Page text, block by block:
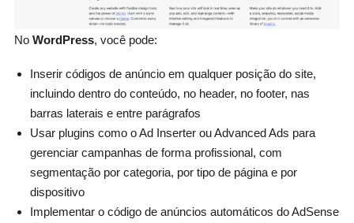
No WordPress, você pode:
Inserir códigos de anúncio em qualquer posição do site,
incluindo dentro do conteúdo, no header, no footer, nas
barras laterais e entre parágrafos
Usar plugins como o Ad Inserter ou Advanced Ads para
gerenciar campanhas de forma profissional, com
segmentação por categoria, por tipo de página e por
dispositivo
Implementar o código de anúncios automáticos do AdSense